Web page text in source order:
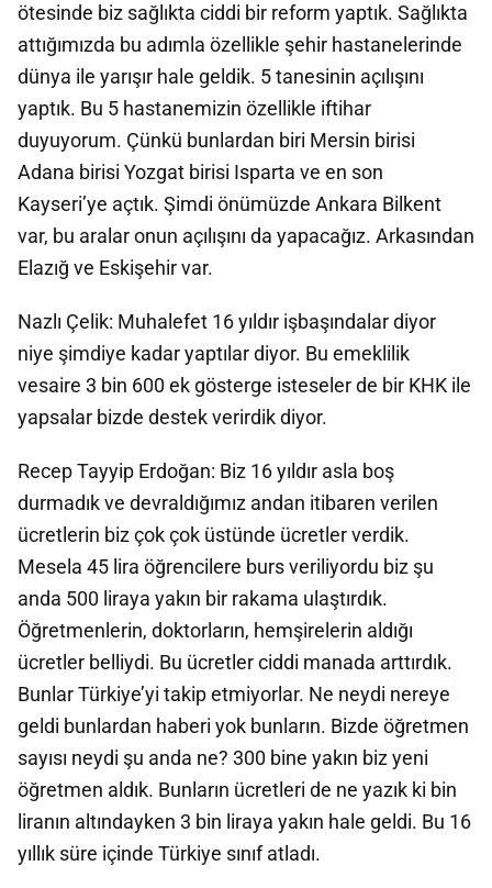
ötesinde biz sağlıkta ciddi bir reform yaptık. Sağlıkta
attığımızda bu adımla özellikle şehir hastanelerinde
dünya ile yarışır hale geldik. 5 tanesinin açılışını
yaptık. Bu 5 hastanemizin özellikle iftihar
duyuyorum. Çünkü bunlardan biri Mersin birisi
Adana birisi Yozgat birisi Isparta ve en son
Kayseri’ye açtık. Şimdi önümüzde Ankara Bilkent
var, bu aralar onun açılışını da yapacağız. Arkasından
Elazığ ve Eskişehir var.
Nazlı Çelik: Muhalefet 16 yıldır işbaşındalar diyor
niye şimdiye kadar yaptılar diyor. Bu emeklilik
vesaire 3 bin 600 ek gösterge isteseler de bir KHK ile
yapsalar bizde destek verirdik diyor.
Recep Tayyip Erdoğan: Biz 16 yıldır asla boş
durmadık ve devraldığımız andan itibaren verilen
ücretlerin biz çok çok üstünde ücretler verdik.
Mesela 45 lira öğrencilere burs veriliyordu biz şu
anda 500 liraya yakın bir rakama ulaştırdık.
Öğretmenlerin, doktorların, hemşirelerin aldığı
ücretler belliydi. Bu ücretler ciddi manada arttırdık.
Bunlar Türkiye’yi takip etmiyorlar. Ne neydi nereye
geldi bunlardan haberi yok bunların. Bizde öğretmen
sayısı neydi şu anda ne? 300 bine yakın biz yeni
öğretmen aldık. Bunların ücretleri de ne yazık ki bin
liranın altındayken 3 bin liraya yakın hale geldi. Bu 16
yıllık süre içinde Türkiye sınıf atladı.